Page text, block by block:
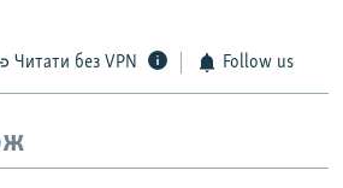
Читати без VPN Follow us